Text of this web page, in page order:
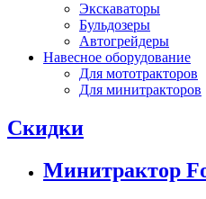
Экскаваторы
Бульдозеры
Автогрейдеры
Навесное оборудование
Для мототракторов
Для минитракторов
Скидки
Минитрактор